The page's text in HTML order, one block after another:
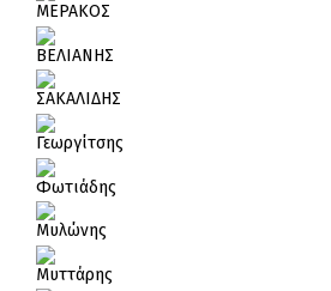
ΜΕΡΑΚΟΣ
ΒΕΛΙΑΝΗΣ
ΣΑΚΑΛΙΔΗΣ
Γεωργίτσης
Φωτιάδης
Μυλώνης
Μυττάρης